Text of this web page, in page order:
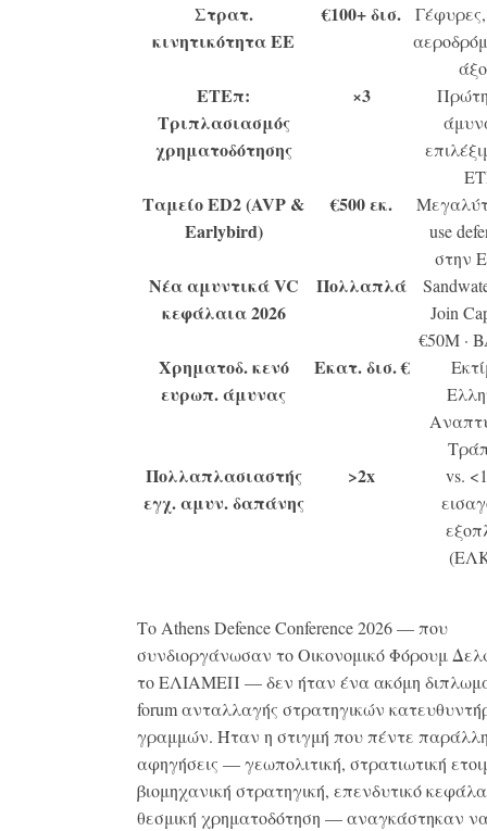
Στρατ.
κινητικότητα ΕΕ
€100+ δισ.
ΕΤΕπ:
Τριπλασιασμός
χρηματοδότησης
×3
Ταμείο ED2 (AVP &
Earlybird)
€500 εκ.
use
στην
Νέα αμυντικά VC
κεφάλαια 2026
Πολλαπλά
Join
€50M ·
Χρηματοδ. κενό
ευρωπ. άμυνας
Εκατ. δισ. €
Πολλαπλασιαστής
εγχ. αμυν. δαπάνης
>2x
vs.
Το Athens Defence Conference 2026 — που
συνδιοργάνωσαν το Οικονομικό Φόρουμ
το ΕΛΙΑΜΕΠ — δεν ήταν ένα ακόμη
forum ανταλλαγής στρατηγικών
γραμμών. Ήταν η στιγμή που πέντε
αφηγήσεις — γεωπολιτική, στρατιωτική
βιομηχανική στρατηγική, επενδυτικό
θεσμική χρηματοδότηση — αναγκάστηκαν